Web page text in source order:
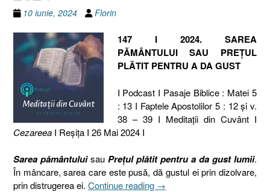
10 iunie, 2024 Florin
147 I 2024. SAREA
PĂMÂNTULUI SAU PREȚUL
PLĂTIT PENTRU A DA GUST
I Podcast I Pasaje Biblice : Matei 5
: 13 I Faptele Apostolilor 5 : 12 și v.
38 – 39 I Meditaţii din Cuvânt I
Cezareea I Reşiţa I 26 Mai 2024 I
Sarea pământuluisau Prețul plătit pentru a da gust lumii.
În mâncare, sarea care este pusă, dă gustul ei prin dizolvare,
prin distrugerea ei. Continue reading „147
→